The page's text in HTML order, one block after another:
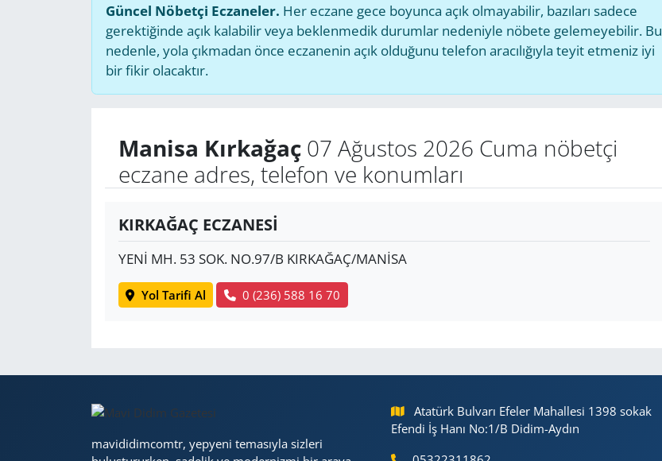
Güncel Nöbetçi Eczaneler. Her eczane gece boyunca açık olmayabilir, bazıları sadece
gerektiğinde açık kalabilir veya beklenmedik durumlar nedeniyle nöbete gelemeyebilir. Bu
nedenle, yola çıkmadan önce eczanenin açık olduğunu telefon aracılığıyla teyit etmeniz iyi
bir fikir olacaktır.
Manisa Kırkağaç07 Ağustos 2026 Cuma nöbetçi
eczane adres, telefon ve konumları
KIRKAĞAÇ ECZANESİ
YENİ MH. 53 SOK. NO.97/B KIRKAĞAÇ/MANİSA
Yol Tarifi Al 0 (236) 588 16 70
mavididimcomtr, yepyeni temasıyla sizleri
Atatürk Bulvarı Efeler Mahallesi 1398 sokak
Efendi İş Hanı No:1/B Didim-Aydın